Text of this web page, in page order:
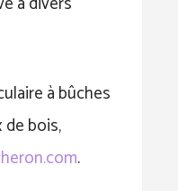
à bûches
bois,
.